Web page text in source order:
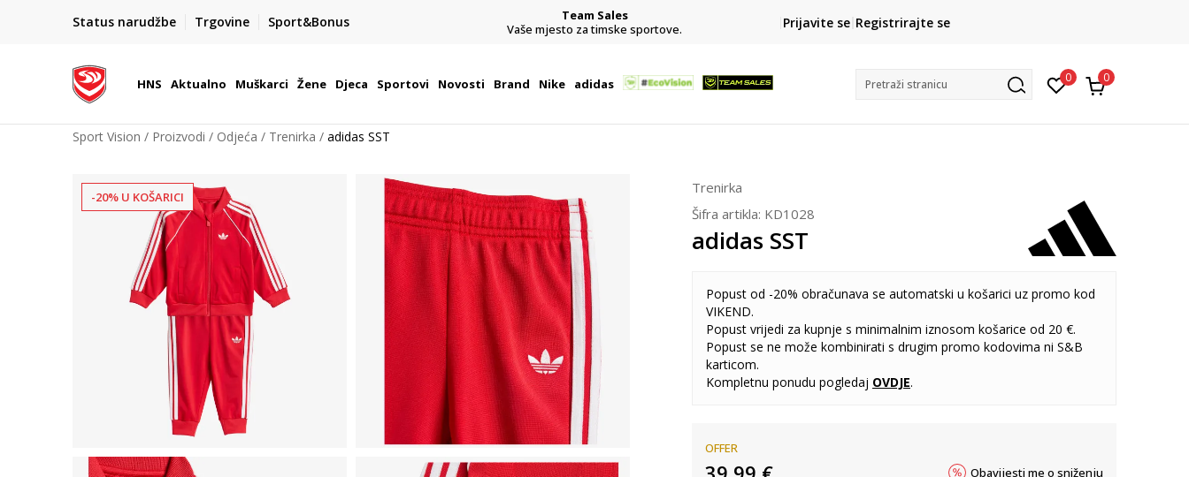
Status narudžbe Trgovine Sport&Bonus
BOX NOW
Dostava 1,50 €
| Više od 800 paketomata u Hrvatskoj
Team Sales
Vaše mjesto za timske sportove.
CLICK& COLLECT
besplatno preuzimanje u trgovini
Prijavite se Registrirajte se
HNS Aktualno Muškarci Žene Djeca Sportovi Novosti Brand Nike adidas Pretraži stranicu 0 0
Sport Vision Proizvodi Odjeća Trenirka adidas SST
-20% U KOŠARICI
Trenirka
Šifra artikla: KD1028
adidas SST
Popust od -20% obračunava se automatski u košarici uz promo kod
VIKEND.
Popust vrijedi za kupnje s minimalnim iznosom košarice od 20 €.
Popust se ne može kombinirati s drugim promo kodovima ni S&B
karticom.
Kompletnu ponudu pogledaj OVDJE.
OFFER
Obavijesti me o sniženju